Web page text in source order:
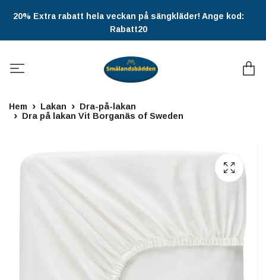
20% Extra rabatt hela veckan på sängkläder! Ange kod:
Rabatt20
Hem Lakan
Dra-på-lakan
Dra på lakan Vit Borganäs of Sweden